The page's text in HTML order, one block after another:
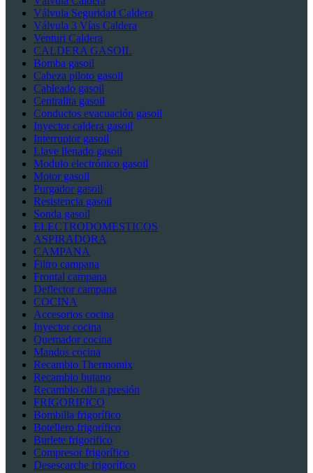
Válvula Seguridad Caldera
Válvula 3 Vías Caldera
Venturi Caldera
CALDERA GASOIL
Bomba gasoil
Cabeza piloto gasoil
Cableado gasoil
Centralita gasoil
Conductos evacuación gasoil
Inyector caldera gasoil
Interruptor gasoil
Llave llenado gasoil
Modulo electrónico gasoil
Motor gasoil
Purgador gasoil
Resistencia gasoil
Sonda gasoil
ELECTRODOMESTICOS
ASPIRADORA
CAMPANA
Filtro campana
Frontal campana
Deflector campana
COCINA
Accesorios cocina
Inyector cocina
Quemador cocina
Mandos cocina
Recambio Thermomix
Recambio butano
Recambio olla a presión
FRIGORIFICO
Bombilla frigorífico
Botellero frigorífico
Burlete frigorifico
Compresor frigorífico
Desescarche frigorífico